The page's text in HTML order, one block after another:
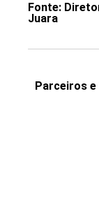
Fonte:
Juara
Parceiros